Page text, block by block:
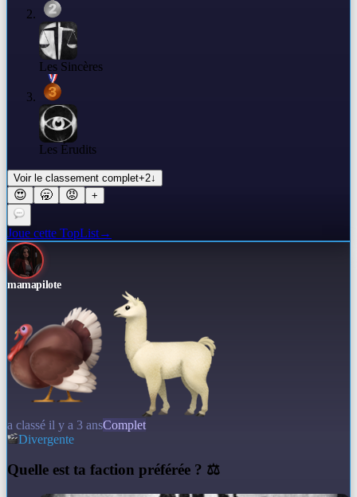
Les Sincères
Les Érudits
Voir le classement complet+2↓
😍 🥱 😡 +
Joue cette TopList→
mamapilote
a classé il y a 3 ansComplet
Divergente
Quelle est ta faction préférée ? ⚖️